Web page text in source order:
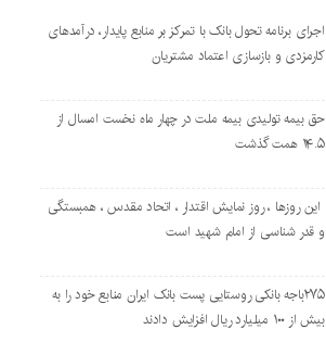
اجرای برنامه تحول بانک با تمرکز بر منابع پایدار، درآمدهای
کارمزدی و بازسازی اعتماد مشتریان
حق بیمه تولیدی بیمه ملت در چهار ماه نخست امسال از
۱۴.۵ همت گذشت
این روزها ، روز نمایش اقتدار ، اتحاد مقدس ، همبستگی
و قدر شناسی از امام شهید است
۲۷۵باجه بانکی روستایی پست بانک ایران منابع خود را به
بیش از ۱۰۰ میلیارد ریال افزایش دادند